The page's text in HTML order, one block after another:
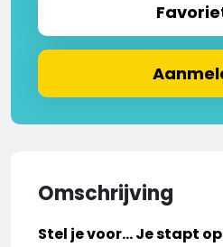
Omschrijving
Stel je voor… Je stapt